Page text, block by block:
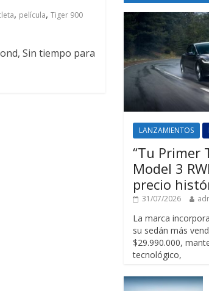
, película, Tiger 900
Sin tiempo para
LANZAMIENTOS
“Tu Primer
Model 3
precio
31/07/2026
La marca
su sedán más
$29.990.000,
tecnológico,